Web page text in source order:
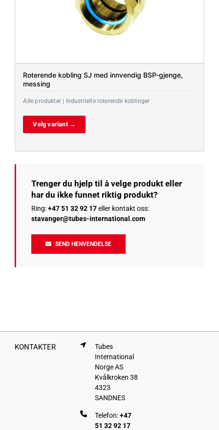
Roterende kobling SJ med innvendig BSP-gjenge,
messing
Alle produkter | Industrielle roterende koblinger
Velg variant →
Trenger du hjelp til å velge produkt eller
har du ikke funnet riktig produkt?
Ring:+47 51 32 92 17eller kontakt oss:
stavanger@tubes-international.com
SEND HENVENDELSE
KONTAKTER
Tubes
International
Norge AS
Kvålkroken 38
4323
SANDNES
Telefon:+47
51 32 92 17